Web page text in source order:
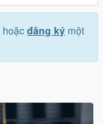
hoặc đăng ký một